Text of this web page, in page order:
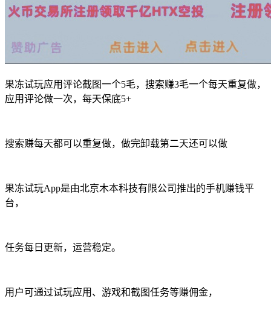
果冻试玩应用评论截图一个5毛，搜索赚3毛一个每天重复做，
应用评论做一次，每天保底5+
搜索赚每天都可以重复做，做完卸载第二天还可以做
果冻试玩App是由北京木本科技有限公司推出的手机赚钱平
台，
任务每日更新，运营稳定。
用户可通过试玩应用、游戏和截图任务等赚佣金，